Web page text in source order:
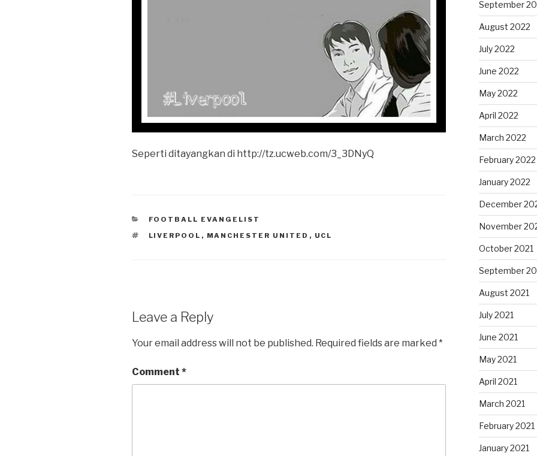
Seperti ditayangkan di http://tz.ucweb.com/3_3DNyQ
CATEGORIES
FOOTBALL EVANGELIST
TAGS
LIVERPOOL , MANCHESTER UNITED , UCL
Leave a Reply
Your email address will not be published. Required fields are marked *
Comment *
September
August 2022
July 2022
June 2022
May 2022
April 2022
March 2022
February 2022
January 2022
December
November
October 2021
September
August 2021
July 2021
June 2021
May 2021
April 2021
March 2021
February 2021
January 2021